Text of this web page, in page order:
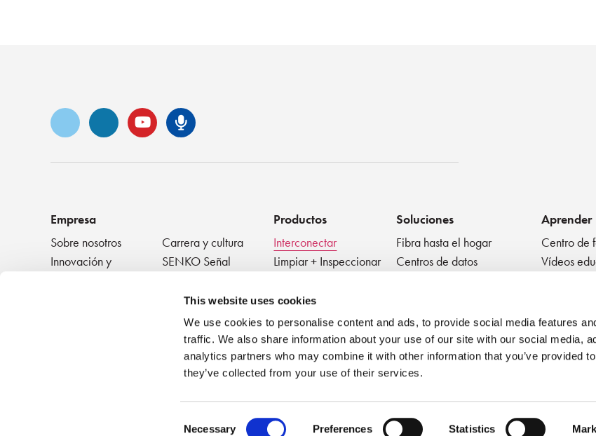
This website uses cookies
We use cookies to personalise content and ads, to provide social media features
traffic. We also share information about your use of our site with our social media,
analytics partners who may combine it with other information that you’ve provided
they’ve collected from your use of their services.
Necessary Preferences Statistics
Vimeo LinkedInYouTubePodcast de Senko
Empresa
Sobre nosotros
Carrera y cultura
Innovación y
reconocimiento
SENKO Señal
NOTICIAS
Productos
Interconectar
Limpiar + Inspeccionar
+ Probar
Dispositivos pasivos
Soluciones
Fibra hasta el hogar
Centros de datos
Factor de forma muy
pequeño
Aprender
Centro de
Vídeos
Mejores
Seminario
Todos los derechos reservados Condiciones de uso Política de privacidad Política de